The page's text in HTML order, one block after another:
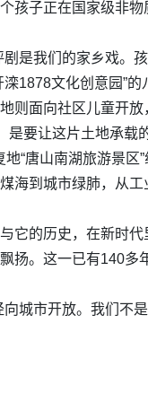
孩子正在国家级非
是我们的家乡戏。
1878文化创意园”
则面向社区儿童开放
要让这片土地承载
“唐山南湖旅游景
到城市绿肺，从工
的历史，在新时代
扬。这一已有140
城市开放。我们不